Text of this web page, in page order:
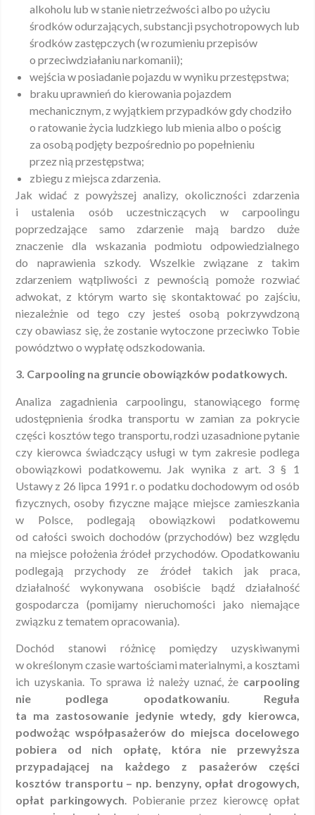
alkoholu lub w stanie nietrzeźwości albo po użyciu
środków odurzających, substancji psychotropowych lub
środków zastępczych (w rozumieniu przepisów
o przeciwdziałaniu narkomanii);
wejścia w posiadanie pojazdu w wyniku przestępstwa;
braku uprawnień do kierowania pojazdem
mechanicznym, z wyjątkiem przypadków gdy chodziło
o ratowanie życia ludzkiego lub mienia albo o pościg
za osobą podjęty bezpośrednio po popełnieniu
przez nią przestępstwa;
zbiegu z miejsca zdarzenia.
Jak widać z powyższej analizy, okoliczności zdarzenia
i ustalenia osób uczestniczących w carpoolingu
poprzedzające samo zdarzenie mają bardzo duże
znaczenie dla wskazania podmiotu odpowiedzialnego
do naprawienia szkody. Wszelkie związane z takim
zdarzeniem wątpliwości z pewnością pomoże rozwiać
adwokat, z którym warto się skontaktować po zajściu,
niezależnie od tego czy jesteś osobą pokrzywdzoną
czy obawiasz się, że zostanie wytoczone przeciwko Tobie
powództwo o wypłatę odszkodowania.
3. Carpooling na gruncie obowiązków podatkowych.
Analiza zagadnienia carpoolingu, stanowiącego formę
udostępnienia środka transportu w zamian za pokrycie
części kosztów tego transportu, rodzi uzasadnione pytanie
czy kierowca świadczący usługi w tym zakresie podlega
obowiązkowi podatkowemu. Jak wynika z art. 3 § 1
Ustawy z 26 lipca 1991 r. o podatku dochodowym od osób
fizycznych, osoby fizyczne mające miejsce zamieszkania
w Polsce, podlegają obowiązkowi podatkowemu
od całości swoich dochodów (przychodów) bez względu
na miejsce położenia źródeł przychodów. Opodatkowaniu
podlegają przychody ze źródeł takich jak praca,
działalność wykonywana osobiście bądź działalność
gospodarcza (pomijamy nieruchomości jako niemające
związku z tematem opracowania).
Dochód stanowi różnicę pomiędzy uzyskiwanymi
w określonym czasie wartościami materialnymi, a kosztami
ich uzyskania. To sprawa iż należy uznać, że carpooling
nie podlega opodatkowaniu. Reguła
ta ma zastosowanie jedynie wtedy, gdy kierowca,
podwożąc współpasażerów do miejsca docelowego
pobiera od nich opłatę, która nie przewyższa
przypadającej na każdego z pasażerów części
kosztów transportu – np. benzyny, opłat drogowych,
opłat parkingowych. Pobieranie przez kierowcę opłat